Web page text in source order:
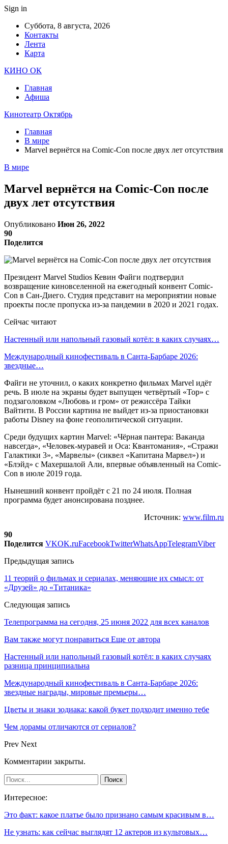
Sign in
Суббота, 8 августа, 2026
Контакты
Лента
Карта
КИНО ОК
Главная
Афиша
Кинотеатр Октябрь
Главная
В мире
Marvel вернётся на Comic-Con после двух лет отсутствия
В мире
Marvel вернётся на Comic-Con после
двух лет отсутствия
Опубликовано Июн 26, 2022
90
Поделится
Президент Marvel Studios Кевин Файги подтвердил
возвращение киновселенной на ежегодный конвент Comic-
Con в Сан-Диего. Студия представит на мероприятии новые
проекты после пропуска из-за пандемии в 2020 и 2021 годах.
Сейчас читают
Настенный или напольный газовый котёл: в каких случаях…
Международный кинофестиваль в Санта-Барбаре 2026:
звездные…
Файги не уточнил, о каких конкретно фильмах Marvel идёт
речь. В июле на экраны будет выпущен четвёртый «Тор» с
подзаголовком «Любовь и гром» от режиссёра Тайки
Вайтити. В России картина не выйдет из-за приостановки
работы Disney на фоне геополитической ситуации.
Среди будущих картин Marvel: «Чёрная пантера: Ваканда
навсегда», «Человек-муравей и Оса: Квантомания», «Стражи
Галактики 3», «Марвелы» (сиквел «Капитана Марвел») и
«Блэйд» с Махершалой Али, впервые объявленный на Comic-
Con в июле 2019 года.
Нынешний конвент пройдёт с 21 по 24 июля. Полная
программа будет анонсирована позднее.
Источник: www.film.ru
90
Поделится VKOK.ruFacebookTwitterWhatsAppTelegramViber
Предыдущая запись
11 теорий о фильмах и сериалах, меняющие их смысл: от
«Друзей» до «Титаника»
Следующая запись
Телепрограмма на сегодня, 25 июня 2022 для всех каналов
Вам также могут понравиться Еще от автора
Настенный или напольный газовый котёл: в каких случаях
разница принципиальна
Международный кинофестиваль в Санта-Барбаре 2026:
звездные награды, мировые премьеры…
Цветы и знаки зодиака: какой букет подходит именно тебе
Чем дорамы отличаются от сериалов?
Prev Next
Комментарии закрыты.
Интересное:
Это факт: какое платье было признано самым красивым в…
Не узнать: как сейчас выглядят 12 актеров из культовых…